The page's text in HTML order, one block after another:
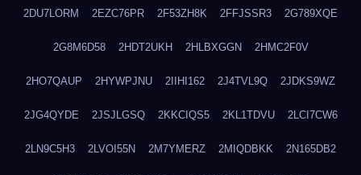
2DU7LORM 2EZC76PR 2F53ZH8K 2FFJSSR3 2G789XQE
2G8M6D58 2HDT2UKH 2HLBXGGN 2HMC2F0V
2HO7QAUP 2HYWPJNU 2IIHI162 2J4TVL9Q 2JDKS9WZ
2JG4QYDE 2JSJLGSQ 2KKCIQS5 2KL1TDVU 2LCI7CW6
2LN9C5H3 2LVOI55N 2M7YMERZ 2MIQDBKK 2N165DB2